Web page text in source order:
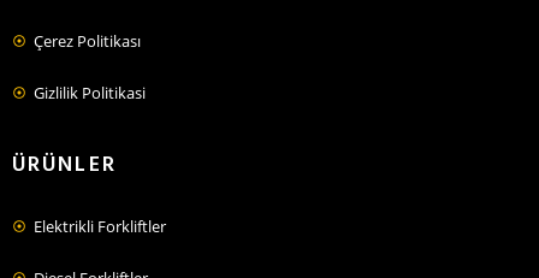
Çerez Politikası
Gizlilik Politikasi
ÜRÜNLER
Elektrikli Forkliftler